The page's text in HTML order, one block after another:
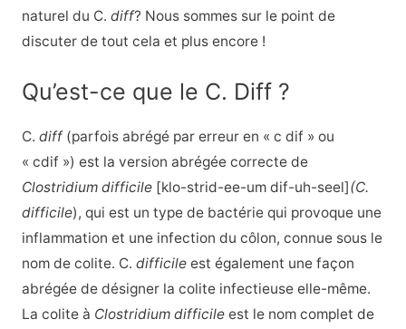
naturel du C. diff? Nous sommes sur le point de
discuter de tout cela et plus encore !
Qu’est-ce que le C. Diff ?
C. diff(parfois abrégé par erreur en « c dif » ou
« cdif ») est la version abrégée correcte de
Clostridium difficile[klo-strid-ee-um dif-uh-seel](C.
difficile), qui est un type de bactérie qui provoque une
inflammation et une infection du côlon, connue sous le
nom de colite. C. difficileest également une façon
abrégée de désigner la colite infectieuse elle-même.
La colite à Clostridium difficileest le nom complet de